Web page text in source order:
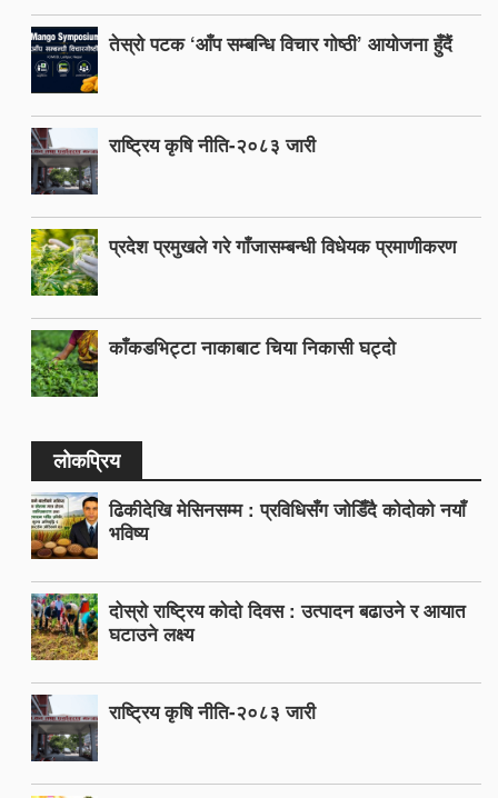
तेस्रो पटक ‘आँप सम्बन्धि विचार गोष्ठी’ आयोजना हुँदैं
राष्ट्रिय कृषि नीति-२०८३ जारी
प्रदेश प्रमुखले गरे गाँजासम्बन्धी विधेयक प्रमाणीकरण
काँकडभिट्टा नाकाबाट चिया निकासी घट्दो
लोकप्रिय
ढिकीदेखि मेसिनसम्म : प्रविधिसँग जोडिँदै कोदोको नयाँ
भविष्य
दोस्रो राष्ट्रिय कोदो दिवस : उत्पादन बढाउने र आयात
घटाउने लक्ष्य
राष्ट्रिय कृषि नीति-२०८३ जारी